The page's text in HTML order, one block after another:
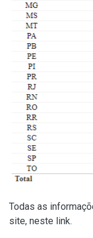
Todas as
site, neste link.